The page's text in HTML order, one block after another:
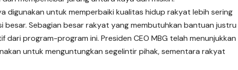
digunakan untuk memperbaiki kualitas hidup rakyat lebih sering
besar. Sebagian besar rakyat yang membutuhkan bantuan justru
program-program ini. Presiden CEO MBG telah menunjukkan
untuk menguntungkan segelintir pihak, sementara rakyat